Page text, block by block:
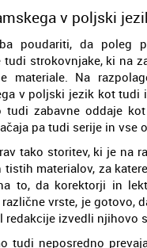
v poljski
poudariti, da poleg
tudi strokovnjake, ki na
materiale. Na
v poljski jezik kot
zabavne oddaje
pa tudi serije in vse
tako storitev, ki je na
materialov, za
to, da korektorji in
vrste, je gotovo,
izvedli njihovo
tudi neposredno